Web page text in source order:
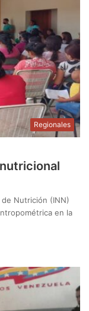
Regionales
Nutrición (INN)
en la